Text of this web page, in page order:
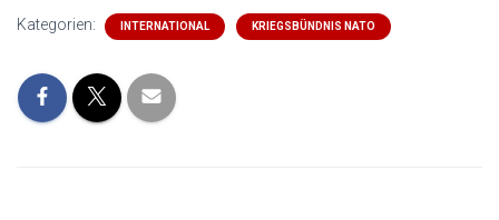
Kategorien: INTERNATIONAL KRIEGSBÜNDNIS NATO